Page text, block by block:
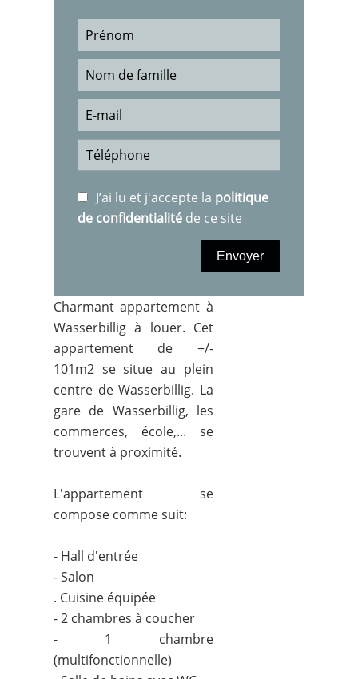
J’ai lu et j'accepte la politique
de confidentialité de ce site
Envoyer
Charmant appartement à
Wasserbillig à louer. Cet
appartement de +/-
101m2 se situe au plein
centre de Wasserbillig. La
gare de Wasserbillig, les
commerces, école,... se
trouvent à proximité.
L'appartement se
compose comme suit:
- Hall d'entrée
- Salon
. Cuisine équipée
- 2 chambres à coucher
- 1 chambre
(multifonctionnelle)